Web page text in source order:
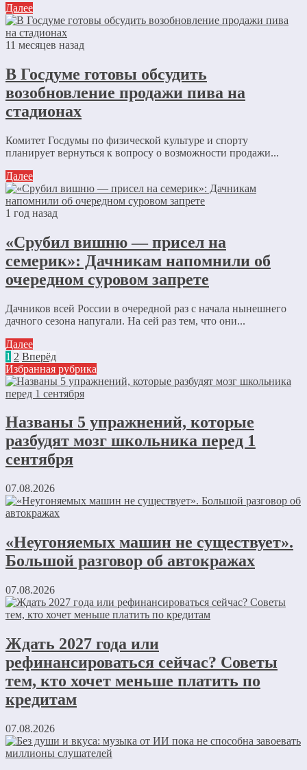
Далее
11 месяцев назад
В Госдуме готовы обсудить
возобновление продажи пива на
стадионах
Комитет Госдумы по физической культуре и спорту
планирует вернуться к вопросу о возможности продажи...
Далее
1 год назад
«Срубил вишню — присел на
семерик»: Дачникам напомнили об
очередном суровом запрете
Дачников всей России в очередной раз с начала нынешнего
дачного сезона напугали. На сей раз тем, что они...
Далее
1 2 Вперёд
Избранная рубрика
Названы 5 упражнений, которые
разбудят мозг школьника перед 1
сентября
07.08.2026
«Неугоняемых машин не существует».
Большой разговор об автокражах
07.08.2026
Ждать 2027 года или
рефинансироваться сейчас? Советы
тем, кто хочет меньше платить по
кредитам
07.08.2026